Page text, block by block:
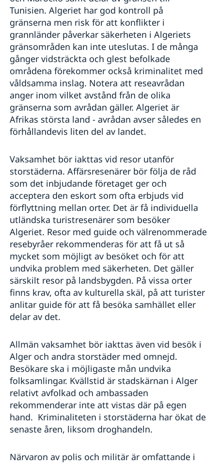
Tunisien. Algeriet har god kontroll på
gränserna men risk för att konflikter i
grannländer påverkar säkerheten i Algeriets
gränsområden kan inte uteslutas. I de många
gånger vidsträckta och glest befolkade
områdena förekommer också kriminalitet med
våldsamma inslag. Notera att reseavrådan
anger inom vilket avstånd från de olika
gränserna som avrådan gäller. Algeriet är
Afrikas största land - avrådan avser således en
förhållandevis liten del av landet.
Vaksamhet bör iakttas vid resor utanför
storstäderna. Affärsresenärer bör följa de råd
som det inbjudande företaget ger och
acceptera den eskort som ofta erbjuds vid
förflyttning mellan orter. Det är få individuella
utländska turistresenärer som besöker
Algeriet. Resor med guide och välrenommerade
resebyråer rekommenderas för att få ut så
mycket som möjligt av besöket och för att
undvika problem med säkerheten. Det gäller
särskilt resor på landsbygden. På vissa orter
finns krav, ofta av kulturella skäl, på att turister
anlitar guide för att få besöka samhället eller
delar av det.
Allmän vaksamhet bör iakttas även vid besök i
Alger och andra storstäder med omnejd.
Besökare ska i möjligaste mån undvika
folksamlingar. Kvällstid är stadskärnan i Alger
relativt avfolkad och ambassaden
rekommenderar inte att vistas där på egen
hand. Kriminaliteten i storstäderna har ökat de
senaste åren, liksom droghandeln.
Närvaron av polis och militär är omfattande i